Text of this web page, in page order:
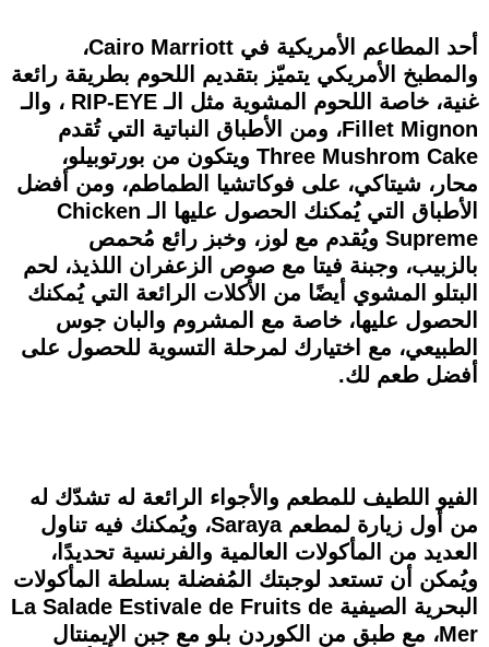
أحد المطاعم الأمريكية في Cairo Marriott،
والمطبخ الأمريكي يتميّز بتقديم اللحوم بطريقة رائعة
غنية، خاصة اللحوم المشوية مثل الـ RIP-EYE ، والـ
Fillet Mignon، ومن الأطباق النباتية التي تُقدم
Three Mushrom Cake ويتكون من بورتوبيلو،
محار، شيتاكي، على فوكاتشيا الطماطم، ومن أفضل
الأطباق التي يُمكنك الحصول عليها الـ Chicken
Supreme ويُقدم مع لوز، وخبز رائع مُحمص
بالزبيب، وجبنة فيتا مع صوص الزعفران اللذيذ، لحم
البتلو المشوي أيضًا من الأكلات الرائعة التي يُمكنك
الحصول عليها، خاصة مع المشروم والبان جوس
الطبيعي، مع اختيارك لمرحلة التسوية للحصول على
أفضل طعم لك.
الفيو اللطيف للمطعم والأجواء الرائعة له تشدّك له
من أول زيارة لمطعم Saraya، ويُمكنك فيه تناول
العديد من المأكولات العالمية والفرنسية تحديدًا،
ويُمكن أن تستعد لوجبتك المُفضلة بسلطة المأكولات
البحرية الصيفية La Salade Estivale de Fruits de
Mer، مع طبق من الكوردن بلو مع جبن الإيمنتال